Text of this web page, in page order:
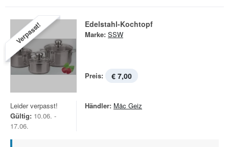
Verpasst! Edelstahl-Kochtopf
Marke: SSW
Preis: € 7,00
Leider verpasst!
Gültig: 10.06. -
17.06.
Händler: Mäc Geiz